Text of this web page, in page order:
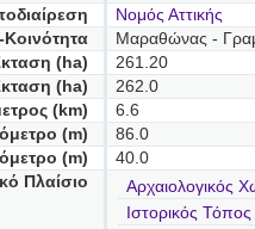
Νομός Αττικής
Μαραθώνας -
(ha)
261.20
(ha)
262.0
(km)
6.6
(m)
86.0
(m)
40.0
Πλαίσιο
Αρχαιολογικός
Ιστορικός Τόπος